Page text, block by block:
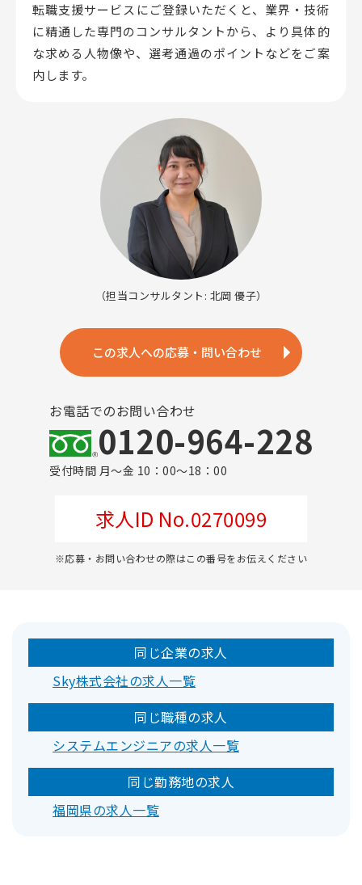
転職支援サービスにご登録いただくと、業界・技術
に精通した専門のコンサルタントから、 より具体的
な求める人物像や、選考通過のポイントなどをご案
内します。
（担当コンサルタント: 北岡 優子）
この求人への応募・問い合わせ
お電話でのお問い合わせ
0120-964-228
受付時間 月～金 10：00～18：00
求人ID No.0270099
※応募・お問い合わせの際はこの番号をお伝えください
同じ企業の求人
Sky株式会社の求人一覧
同じ職種の求人
システムエンジニアの求人一覧
同じ勤務地の求人
福岡県の求人一覧